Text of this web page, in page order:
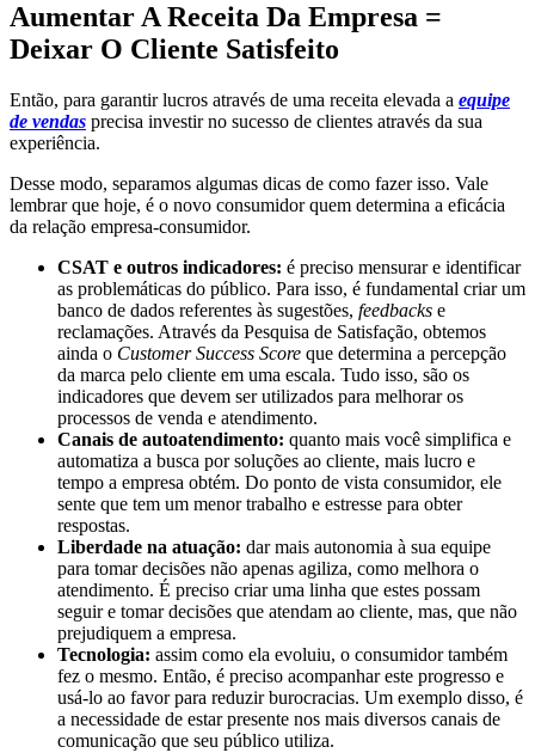
Aumentar A Receita Da Empresa =
Deixar O Cliente Satisfeito
Então, para garantir lucros através de uma receita elevada a equipe
de vendas precisa investir no sucesso de clientes através da sua
experiência.
Desse modo, separamos algumas dicas de como fazer isso. Vale
lembrar que hoje, é o novo consumidor quem determina a eficácia
da relação empresa-consumidor.
CSAT e outros indicadores: é preciso mensurar e identificar
as problemáticas do público. Para isso, é fundamental criar um
banco de dados referentes às sugestões, feedbacks e
reclamações. Através da Pesquisa de Satisfação, obtemos
ainda o Customer Success Score que determina a percepção
da marca pelo cliente em uma escala. Tudo isso, são os
indicadores que devem ser utilizados para melhorar os
processos de venda e atendimento.
Canais de autoatendimento: quanto mais você simplifica e
automatiza a busca por soluções ao cliente, mais lucro e
tempo a empresa obtém. Do ponto de vista consumidor, ele
sente que tem um menor trabalho e estresse para obter
respostas.
Liberdade na atuação: dar mais autonomia à sua equipe
para tomar decisões não apenas agiliza, como melhora o
atendimento. É preciso criar uma linha que estes possam
seguir e tomar decisões que atendam ao cliente, mas, que não
prejudiquem a empresa.
Tecnologia: assim como ela evoluiu, o consumidor também
fez o mesmo. Então, é preciso acompanhar este progresso e
usá-lo ao favor para reduzir burocracias. Um exemplo disso, é
a necessidade de estar presente nos mais diversos canais de
comunicação que seu público utiliza.